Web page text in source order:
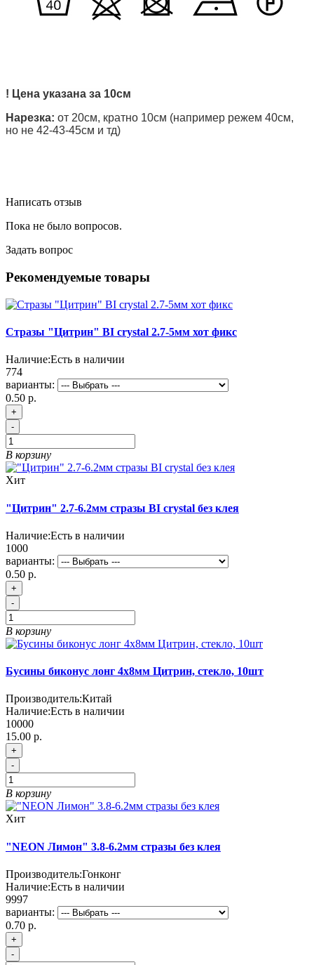
! Цена указана за 10см
Нарезка: от 20см, кратно 10см (например режем 40см,
но не 42-43-45см и тд)
Написать отзыв
Пока не было вопросов.
Задать вопрос
Рекомендуемые товары
Стразы "Цитрин" BI crystal 2.7-5мм хот фикс
Наличие:Есть в наличии
774
варианты:
0.50 р.
+
-
В корзину
Хит
"Цитрин" 2.7-6.2мм стразы BI crystal без клея
Наличие:Есть в наличии
1000
варианты:
0.50 р.
+
-
В корзину
Бусины биконус лонг 4х8мм Цитрин, стекло, 10шт
Производитель:Китай
Наличие:Есть в наличии
10000
15.00 р.
+
-
В корзину
Хит
"NEON Лимон" 3.8-6.2мм стразы без клея
Производитель:Гонконг
Наличие:Есть в наличии
9997
варианты:
0.70 р.
+
-